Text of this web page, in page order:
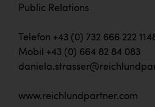
Public Relations
Telefon +43 (0) 732 666 222
Mobil +43 (0) 664 82 84 083
www.reichlundpartner.com